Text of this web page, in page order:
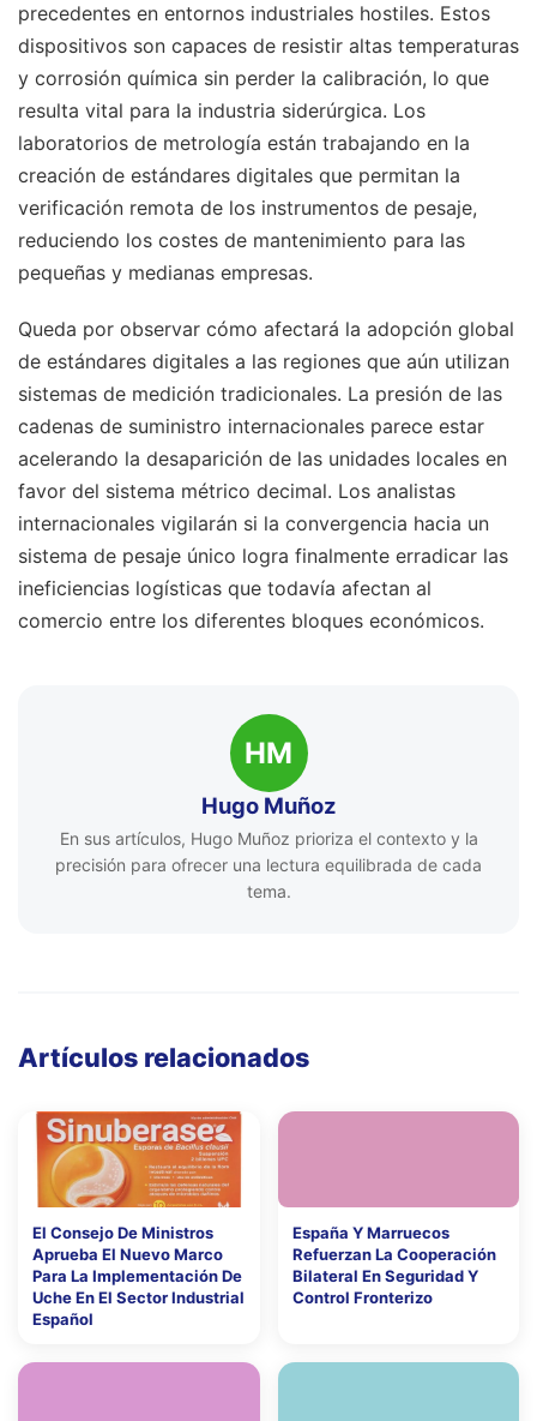
precedentes en entornos industriales hostiles. Estos
dispositivos son capaces de resistir altas temperaturas
y corrosión química sin perder la calibración, lo que
resulta vital para la industria siderúrgica. Los
laboratorios de metrología están trabajando en la
creación de estándares digitales que permitan la
verificación remota de los instrumentos de pesaje,
reduciendo los costes de mantenimiento para las
pequeñas y medianas empresas.
Queda por observar cómo afectará la adopción global
de estándares digitales a las regiones que aún utilizan
sistemas de medición tradicionales. La presión de las
cadenas de suministro internacionales parece estar
acelerando la desaparición de las unidades locales en
favor del sistema métrico decimal. Los analistas
internacionales vigilarán si la convergencia hacia un
sistema de pesaje único logra finalmente erradicar las
ineficiencias logísticas que todavía afectan al
comercio entre los diferentes bloques económicos.
HM
Hugo Muñoz
En sus artículos, Hugo Muñoz prioriza el contexto y la
precisión para ofrecer una lectura equilibrada de cada
tema.
Artículos relacionados
El Consejo De Ministros
Aprueba El Nuevo Marco
Para La Implementación De
Uche En El Sector Industrial
Español
España Y Marruecos
Refuerzan La Cooperación
Bilateral En Seguridad Y
Control Fronterizo